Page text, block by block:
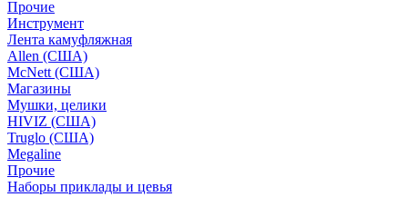
Прочие
Инструмент
Лента камуфляжная
Allen (США)
McNett (США)
Магазины
Мушки, целики
HIVIZ (США)
Truglo (США)
Megaline
Прочие
Наборы приклады и цевья